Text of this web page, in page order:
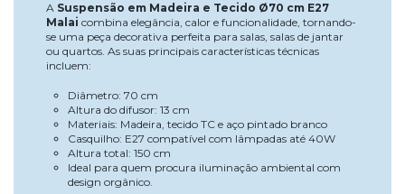
A Suspensão em Madeira e Tecido Ø70 cm E27
Malai combina elegância, calor e funcionalidade, tornando-
se uma peça decorativa perfeita para salas, salas de jantar
ou quartos. As suas principais características técnicas
incluem:
Diâmetro: 70 cm
Altura do difusor: 13 cm
Materiais: Madeira, tecido TC e aço pintado branco
Casquilho: E27 compatível com lâmpadas até 40W
Altura total: 150 cm
Ideal para quem procura iluminação ambiental com
design orgânico.